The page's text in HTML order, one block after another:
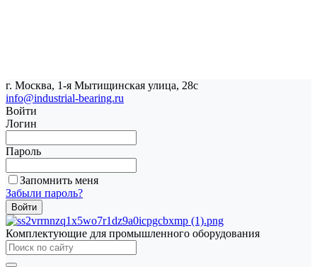
г. Москва, 1-я Мытищинская улица, 28с
info@industrial-bearing.ru
Войти
Логин
Пароль
Запомнить меня
Забыли пароль?
Комплектующие для промышленного оборудования